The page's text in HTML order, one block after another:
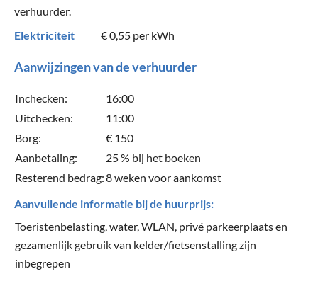
verhuurder.
Elektriciteit
€ 0,55 per kWh
Aanwijzingen van de verhuurder
Inchecken:
16:00
Uitchecken:
11:00
Borg:
€ 150
Aanbetaling:
25 % bij het boeken
Resterend bedrag:8 weken voor aankomst
Aanvullende informatie bij de huurprijs:
Toeristenbelasting, water, WLAN, privé parkeerplaats en
gezamenlijk gebruik van kelder/fietsenstalling zijn
inbegrepen